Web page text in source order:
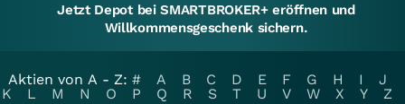
Jetzt Depot bei SMARTBROKER+ eröffnen und
Willkommensgeschenk sichern.
Aktien von A - Z: # A B C D E F G H I
J
K
L M N O P Q R S T U V W X Y
Z